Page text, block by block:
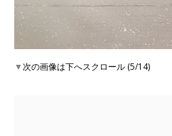
▼次の画像は下へスクロール (5/14)